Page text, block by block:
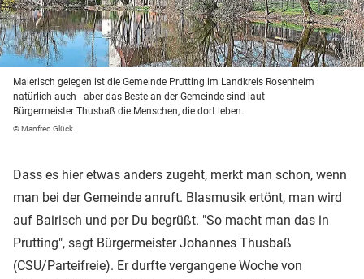
Malerisch gelegen ist die Gemeinde Prutting im Landkreis Rosenheim
natürlich auch - aber das Beste an der Gemeinde sind laut
Bürgermeister Thusbaß die Menschen, die dort leben.
© Manfred Glück
Dass es hier etwas anders zugeht, merkt man schon, wenn
man bei der Gemeinde anruft. Blasmusik ertönt, man wird
auf Bairisch und per Du begrüßt. "So macht man das in
Prutting", sagt Bürgermeister Johannes Thusbaß
(CSU/Parteifreie). Er durfte vergangene Woche von